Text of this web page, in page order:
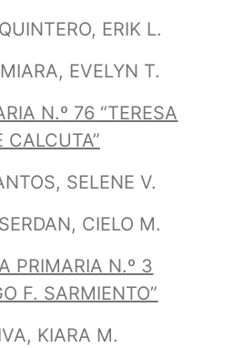
ERIK L.
EVELYN T.
N.º 76 “TERESA
CALCUTA”
SELENE V.
CIELO M.
PRIMARIA N.º 3
F. SARMIENTO”
KIARA M.